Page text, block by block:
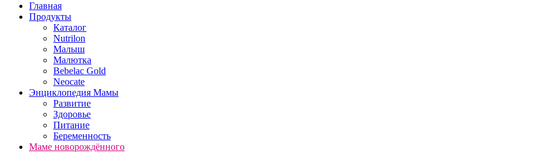
Главная
Продукты
Каталог
Nutrilon
Малыш
Малютка
Bebelac Gold
Neocate
Энциклопедия Мамы
Развитие
Здоровье
Питание
Беременность
Маме новорождённого